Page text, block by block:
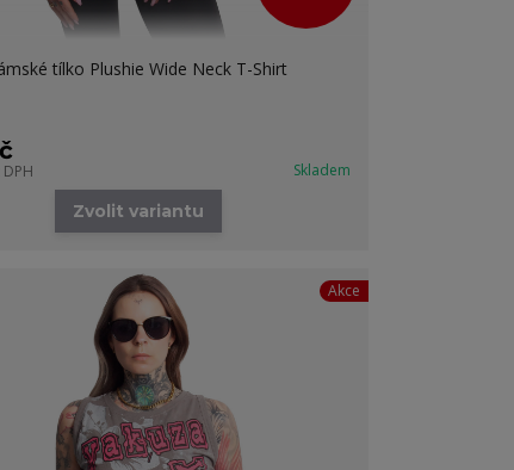
tílko Plushie Wide Neck T-Shirt
Skladem
Zvolit variantu
Akce